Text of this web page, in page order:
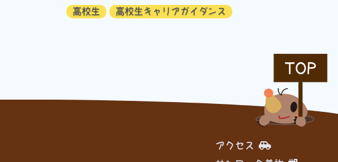
高校生
高校生キャリアガイダンス
TOP
アクセス